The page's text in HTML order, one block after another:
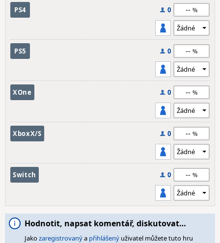
PS4 0 --
PS5 0 --
XOne 0 --
XboxX/S 0 --
Switch 0 --
Hodnotit, napsat komentář, diskutovat…
Jakozaregistrovanýa přihlášený uživatel můžete tuto hru